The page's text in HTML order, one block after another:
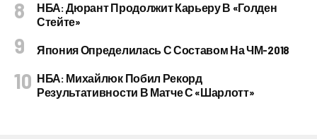
НБА: Дюрант Продолжит Карьеру В «Голден
Стейте»
Япония Определилась С Составом На ЧМ-2018
НБА: Михайлюк Побил Рекорд
Результативности В Матче С «Шарлотт»